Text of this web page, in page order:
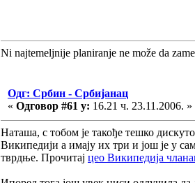
Ni najtemeljnije planiranje ne može da
Одг: Србин - Србијанац
« Одговор #61 у: 16.21 ч. 23.11.2006. »
Наташа, с тобом је такође тешко
Википедији а имају их три и још је у
тврдње. Прочитај цео Википедија